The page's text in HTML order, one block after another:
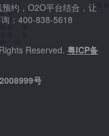
预约，O2O平台结合，让
：400-838-5618
Reserved. 粤ICP备
号